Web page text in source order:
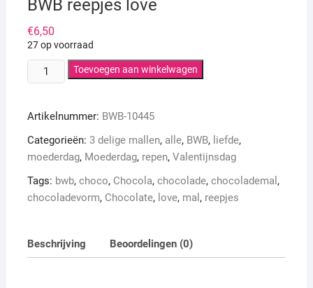
BWB reepjes love
€6,50
27 op voorraad
BWB
reepjes
aantal
Toevoegen aan winkelwagen
Artikelnummer: BWB-10445
Categorieën: 3 delige mallen, alle, BWB, liefde,
moederdag, Moederdag, repen, Valentijnsdag
Tags: bwb, choco, Chocola, chocolade, chocolademal ,
chocoladevorm, Chocolate, love, mal , reepjes
Beschrijving Beoordelingen (0)